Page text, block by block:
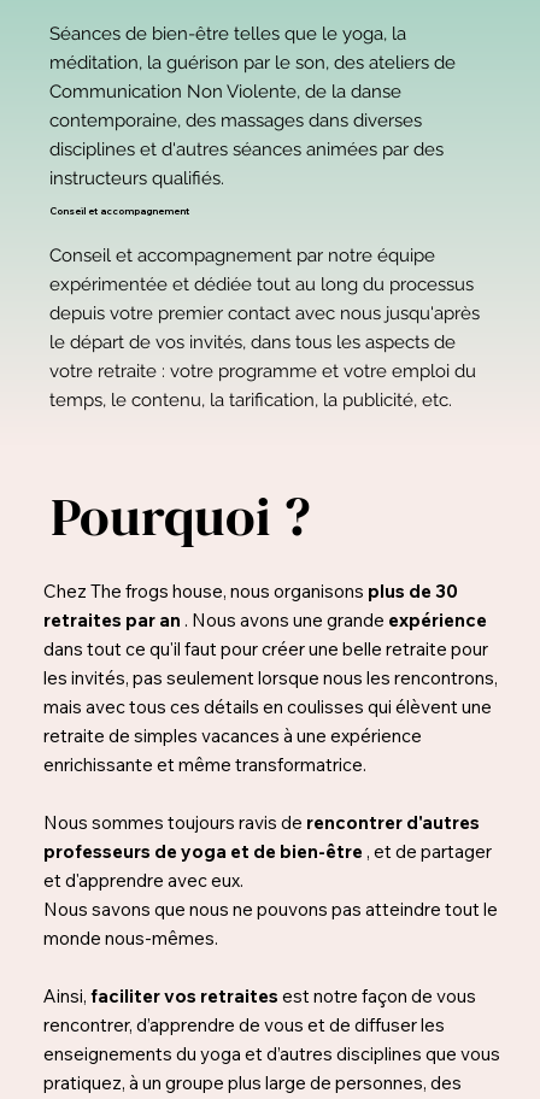
Séances de bien-être telles que le yoga, la
méditation, la guérison par le son, des ateliers de
Communication Non Violente, de la danse
contemporaine, des massages dans diverses
disciplines et d'autres séances animées par des
instructeurs qualifiés.
Conseil et accompagnement par notre équipe
expérimentée et dédiée tout au long du processus
depuis votre premier contact avec nous jusqu'après
le départ de vos invités, dans tous les aspects de
votre retraite : votre programme et votre emploi du
temps, le contenu, la tarification, la publicité, etc.
Conseil et accompagnement
Pourquoi ?
Chez The frogs house, nous organisons plus de 30
retraites par an . Nous avons une grande expérience
dans tout ce qu'il faut pour créer une belle retraite pour
les invités, pas seulement lorsque nous les rencontrons,
mais avec tous ces détails en coulisses qui élèvent une
retraite de simples vacances à une expérience
enrichissante et même transformatrice.
Nous sommes toujours ravis de rencontrer d'autres
professeurs de yoga et de bien-être , et de partager
et d'apprendre avec eux.
Nous savons que nous ne pouvons pas atteindre tout le
monde nous-mêmes.
Ainsi, faciliter vos retraites est notre façon de vous
rencontrer, d’apprendre de vous et de diffuser les
enseignements du yoga et d’autres disciplines que vous
pratiquez, à un groupe plus large de personnes, des